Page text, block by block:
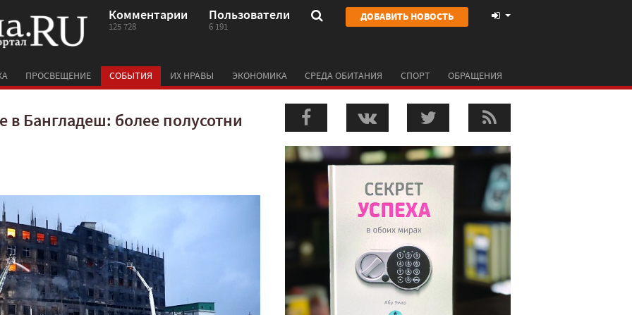
Комментарии
125 728
Пользователи
6 191
ДОБАВИТЬ НОВОСТЬ
ПРОСВЕЩЕНИЕ СОБЫТИЯ ИХ НРАВЫ ЭКОНОМИКА СРЕДА ОБИТАНИЯ СПОРТ ОБРАЩЕНИЯ
Бангладеш: более полусотни